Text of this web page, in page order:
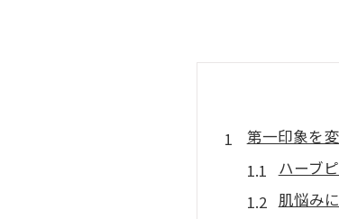
第一印象を
ハーブ
肌悩み